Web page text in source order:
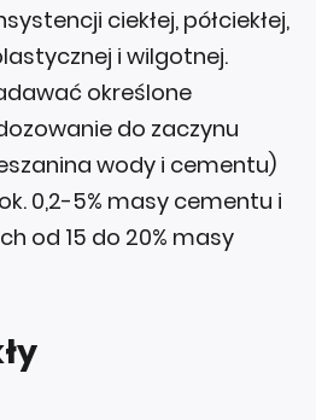
ciekłej, półciekłej,
i wilgotnej.
określone
do zaczynu
wody i cementu)
0,2-5% masy cementu i
od 15 do 20% masy